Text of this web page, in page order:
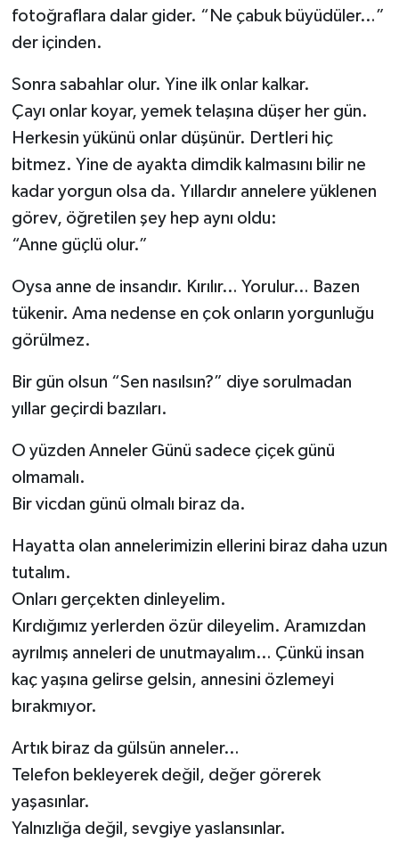
fotoğraflara dalar gider. “Ne çabuk büyüdüler…”
der içinden.
Sonra sabahlar olur. Yine ilk onlar kalkar.
Çayı onlar koyar, yemek telaşına düşer her gün.
Herkesin yükünü onlar düşünür. Dertleri hiç
bitmez. Yine de ayakta dimdik kalmasını bilir ne
kadar yorgun olsa da. Yıllardır annelere yüklenen
görev, öğretilen şey hep aynı oldu:
“Anne güçlü olur.”
Oysa anne de insandır. Kırılır… Yorulur… Bazen
tükenir. Ama nedense en çok onların yorgunluğu
görülmez.
Bir gün olsun “Sen nasılsın?” diye sorulmadan
yıllar geçirdi bazıları.
O yüzden Anneler Günü sadece çiçek günü
olmamalı.
Bir vicdan günü olmalı biraz da.
Hayatta olan annelerimizin ellerini biraz daha uzun
tutalım.
Onları gerçekten dinleyelim.
Kırdığımız yerlerden özür dileyelim. Aramızdan
ayrılmış anneleri de unutmayalım… Çünkü insan
kaç yaşına gelirse gelsin, annesini özlemeyi
bırakmıyor.
Artık biraz da gülsün anneler…
Telefon bekleyerek değil, değer görerek
yaşasınlar.
Yalnızlığa değil, sevgiye yaslansınlar.